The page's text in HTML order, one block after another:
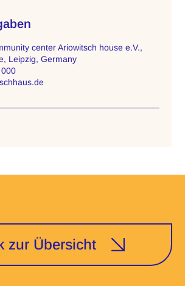
center Ariowitsch house e.V.,
Leipzig, Germany
zur Übersicht